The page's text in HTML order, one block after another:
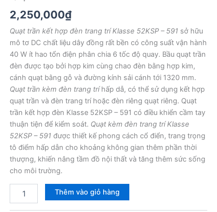
2,250,000₫
Quạt trần kết hợp đèn trang trí Klasse 52KSP – 591 sở hữu
mô tơ DC chất liệu dây đồng rất bền có công suất vận hành
40 W ít hao tổn điện phân chia 6 tốc độ quay. Bầu quạt trần
đèn được tạo bởi hợp kim cùng chao đèn bằng hợp kim,
cánh quạt bằng gỗ và đường kính sải cánh tới 1320 mm.
Quạt trần kèm đèn trang tríhấp dẫ, có thể sử dụng kết hợp
quạt trần và đèn trang trí hoặc đèn riêng quạt riêng. Quạt
trần kết hợp đèn Klasse 52KSP – 591 có điều khiển cầm tay
thuận tiện để kiểm soát. Quạt kèm đèn trang trí Klasse
52KSP – 591 được thiết kế phong cách cổ điển, trang trọng
tô điểm hấp dẫn cho khoảng không gian thêm phần thời
thượng, khiến nâng tầm đồ nội thất và tăng thêm sức sống
cho môi trường.
Thêm vào giỏ hàng